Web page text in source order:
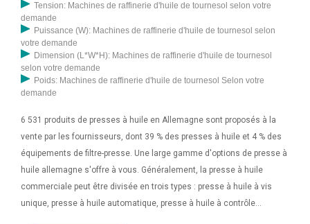
Tension: Machines de raffinerie d'huile de tournesol selon votre
demande
Puissance (W): Machines de raffinerie d'huile de tournesol selon
votre demande
Dimension (L*W*H): Machines de raffinerie d'huile de tournesol
selon votre demande
Poids: Machines de raffinerie d'huile de tournesol Selon votre
demande
6 531 produits de presses à huile en Allemagne sont proposés à la
vente par les fournisseurs, dont 39 % des presses à huile et 4 % des
équipements de filtre-presse. Une large gamme d'options de presse à
huile allemagne s'offre à vous. Généralement, la presse à huile
commerciale peut être divisée en trois types : presse à huile à vis
unique, presse à huile automatique, presse à huile à contrôle